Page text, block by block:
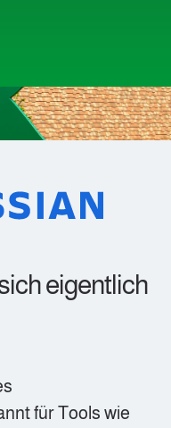
eigentlich
für Tools wie